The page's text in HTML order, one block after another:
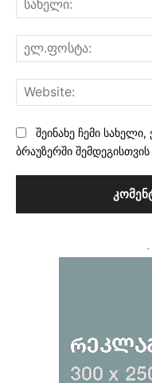
შეინახე ჩემი
ბრაუზერში
-